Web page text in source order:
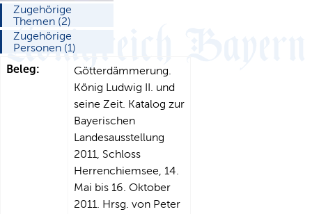
Zugehörige
Themen (2)
Zugehörige
Personen (1)
Beleg:
Götterdämmerung.
König Ludwig II. und
seine Zeit. Katalog zur
Bayerischen
Landesausstellung
2011, Schloss
Herrenchiemsee, 14.
Mai bis 16. Oktober
2011. Hrsg. von Peter